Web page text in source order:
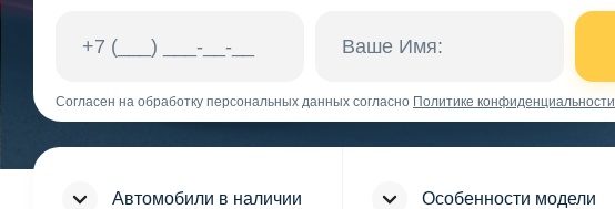
Согласен на обработку персональных данных согласно Политике конфиденциальности
Автомобили в наличии Особенности модели